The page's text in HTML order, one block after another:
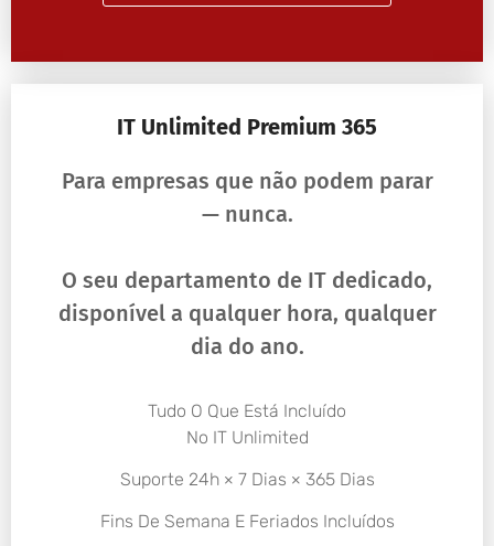
IT Unlimited Premium 365
Para empresas que não podem parar
— nunca.
O seu departamento de IT dedicado,
disponível a qualquer hora, qualquer
dia do ano.
Tudo O Que Está Incluído
No IT Unlimited
Suporte 24h × 7 Dias × 365 Dias
Fins De Semana E Feriados Incluídos